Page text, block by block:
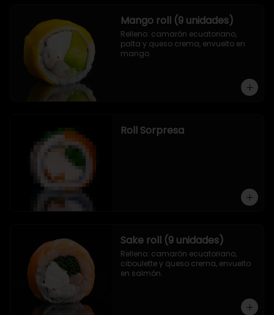
Mango roll (9 unidades)
Relleno: camarón ecuatoriano,
palta y queso crema, envuelto en
mango.
Roll Sorpresa
Sake roll (9 unidades)
Relleno: camarón ecuatoriano,
ciboulette y queso crema, envuelto
en salmón.